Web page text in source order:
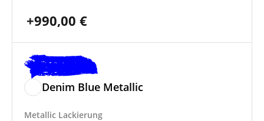
+990,00 €
Denim Blue Metallic
Metallic Lackierung